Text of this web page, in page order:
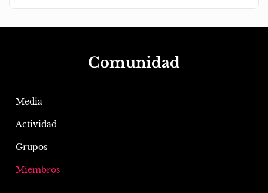
Comunidad
Media
Actividad
Grupos
Miembros